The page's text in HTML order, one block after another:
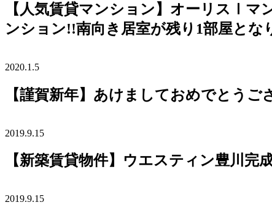
【人気賃貸マンション】オーリスⅠマ
ンション!!南向き居室が残り1部屋とな
2020.1.5
【謹賀新年】あけましておめでとう
2019.9.15
【新築賃貸物件】ウエスティン豊川
2019.9.15